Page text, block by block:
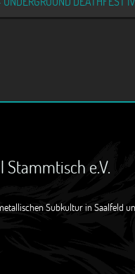
Stammtisch e.V.
Subkultur in Saalfeld